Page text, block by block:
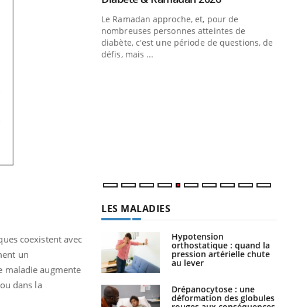
coexistent avec
un
maladie augmente
dans la
Le Ramadan approche, et, pour de
nombreuses personnes atteintes de
diabète, c'est une période de questions, de
défis, mais ...
LES MALADIES
Hypotension
orthostatique : quand la
pression artérielle chute
au lever
Drépanocytose : une
déformation des globules